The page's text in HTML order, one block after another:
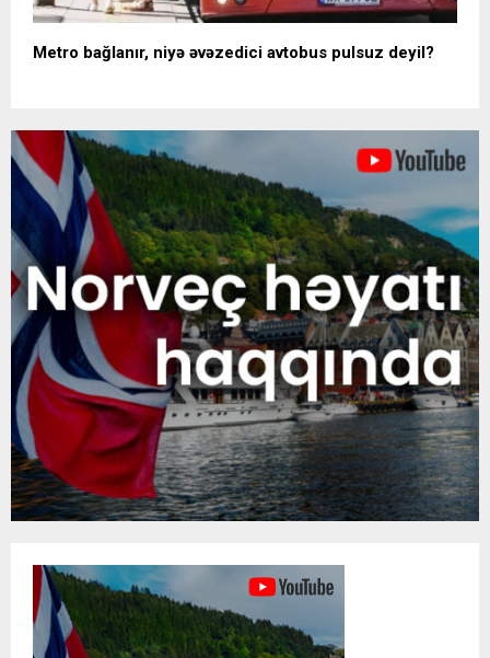
Metro bağlanır, niyə əvəzedici avtobus pulsuz deyil?